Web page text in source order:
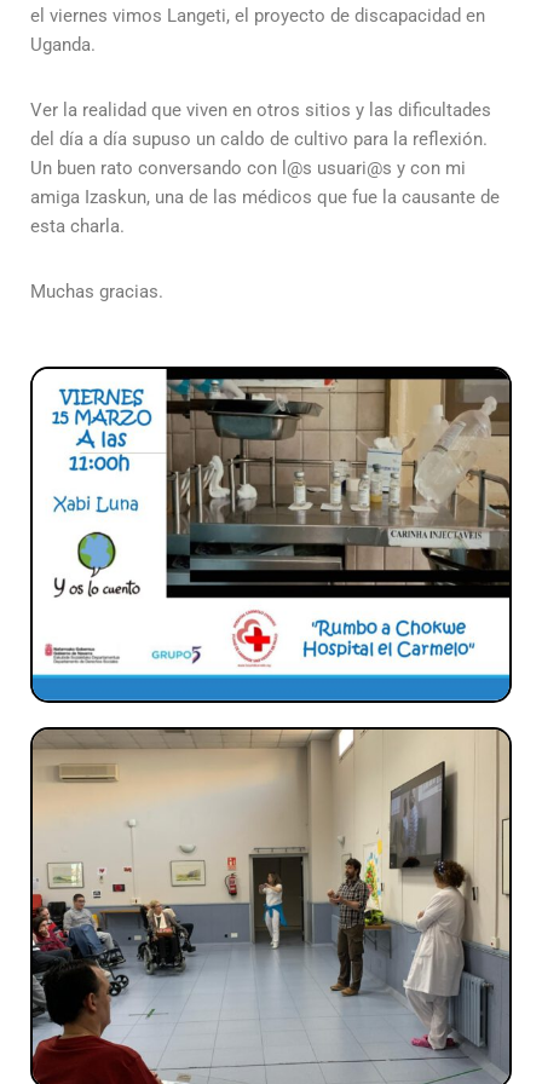
el viernes vimos Langeti, el proyecto de discapacidad en
Uganda.
Ver la realidad que viven en otros sitios y las dificultades
del día a día supuso un caldo de cultivo para la reflexión.
Un buen rato conversando con l@s usuari@s y con mi
amiga Izaskun, una de las médicos que fue la causante de
esta charla.
Muchas gracias.